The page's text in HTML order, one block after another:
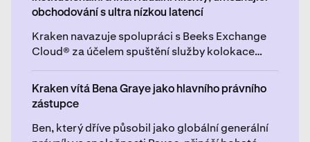
obchodování s ultra nízkou latencí
Kraken navazuje spolupráci s Beeks Exchange
Cloud® za účelem spuštění služby kolokace
navržené pro spravedlnost, dostupnost a
vysokorychlostní provádění, která má být
spuštěna koncem tohoto roku.
Kraken vítá Bena Graye jako hlavního právního
zástupce
Ben, který dříve působil jako globální generální